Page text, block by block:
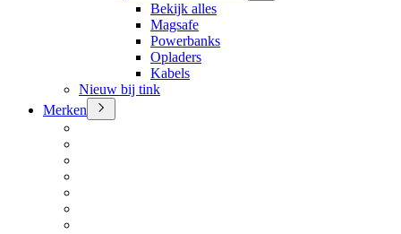
Bekijk alles
Magsafe
Powerbanks
Opladers
Kabels
Nieuw bij tink
Merken